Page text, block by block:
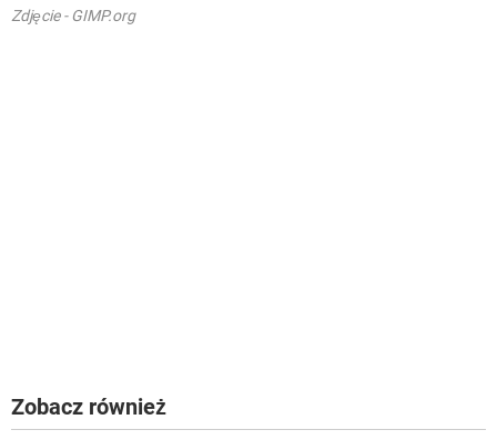
Zdjęcie - GIMP.org
Zobacz również